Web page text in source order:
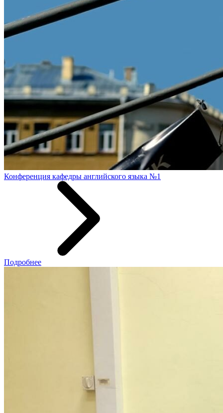
Конференция кафедры английского языка №1
Подробнее